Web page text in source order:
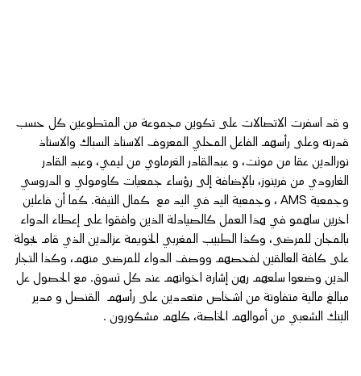
و قد اسفرت الاتصالات على تكوين مجموعة من المتطوعين كل حسب
قدرته وعلى رأسهم الفاعل المحلي المعروف الاستاذ السباك والاستاذ
نورالدين عقا من مونت، و عبدالقادر الغرماوي من ليمي، وعبد القادر
الغارودي من فرينوز، بالإضافة إلى رؤساء جمعيات كاومولي و الدروسي
وجمعية AMS ، وجمعية اليد في اليد مع كمال النيفة. كما أن فاعلين
اخرين ساهمو في هذا العمل كالصيادلة الذين وافقوا على إعطاء الدواء
بالمجان للمرضى، وكذا الطبيب المغربي الخويمة عزالدين الذي قام بجولة
على كافة العالقين لفحصهم ووصف الدواء للمرضى منهم، وكذا التجار
الذين وضعوا سلعهم رهن إشارة اخوانهم عند كل تسوق. مع الحصول عل
مبالغ مالية متفاوتة من اشخاص متعددين على رأسهم القنصل و مدير
البنك الشعبي من أموالهم الخاصة، كلهم مشكورون .